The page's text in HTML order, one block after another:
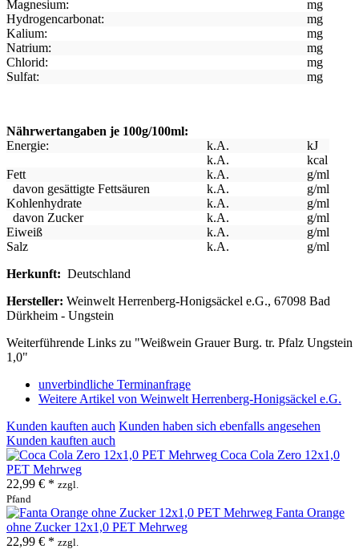
Magnesium:
mg
Hydrogencarbonat:
mg
Kalium:
mg
Natrium:
mg
Chlorid:
mg
Sulfat:
mg
Nährwertangaben je 100g/100ml:
Energie:
k.A.
kJ
k.A.
kcal
Fett
k.A.
g/ml
davon gesättigte Fettsäuren
k.A.
g/ml
Kohlenhydrate
k.A.
g/ml
davon Zucker
k.A.
g/ml
Eiweiß
k.A.
g/ml
Salz
k.A.
g/ml
Herkunft: Deutschland
Hersteller: Weinwelt Herrenberg-Honigsäckel e.G., 67098 Bad
Dürkheim - Ungstein
Weiterführende Links zu "Weißwein Grauer Burg. tr. Pfalz Ungstein
1,0"
unverbindliche Terminanfrage
Weitere Artikel von Weinwelt Herrenberg-Honigsäckel e.G.
Kunden kauften auch Kunden haben sich ebenfalls angesehen
Kunden kauften auch
Coca Cola Zero 12x1,0
PET Mehrweg
22,99 € * zzgl.
Pfand
Fanta Orange
ohne Zucker 12x1,0 PET Mehrweg
22,99 € * zzgl.